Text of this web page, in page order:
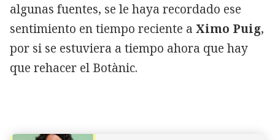
algunas fuentes, se le haya recordado ese
sentimiento en tiempo reciente a Ximo Puig,
por si se estuviera a tiempo ahora que hay
que rehacer el Botànic.